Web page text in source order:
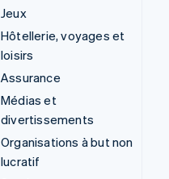
Jeux
Hôtellerie, voyages et
loisirs
Assurance
Médias et
divertissements
Organisations à but non
lucratif